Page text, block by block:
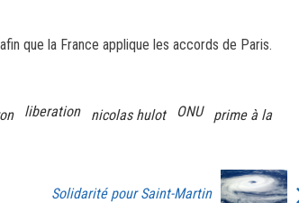
que la France applique les accords de Paris.
liberation nicolas hulot ONU
prime à la
Solidarité pour Saint-Martin